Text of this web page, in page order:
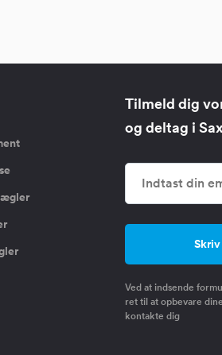
Tilmeld dig
og deltag i
Ved at indsende
ret til at opbevare
kontakte dig